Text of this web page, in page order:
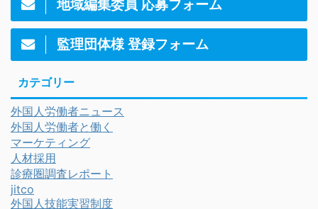
地域編集委員 応募フォーム
監理団体様 登録フォーム
カテゴリー
外国人労働者ニュース
外国人労働者と働く
マーケティング
人材採用
診療圏調査レポート
jitco
外国人技能実習制度